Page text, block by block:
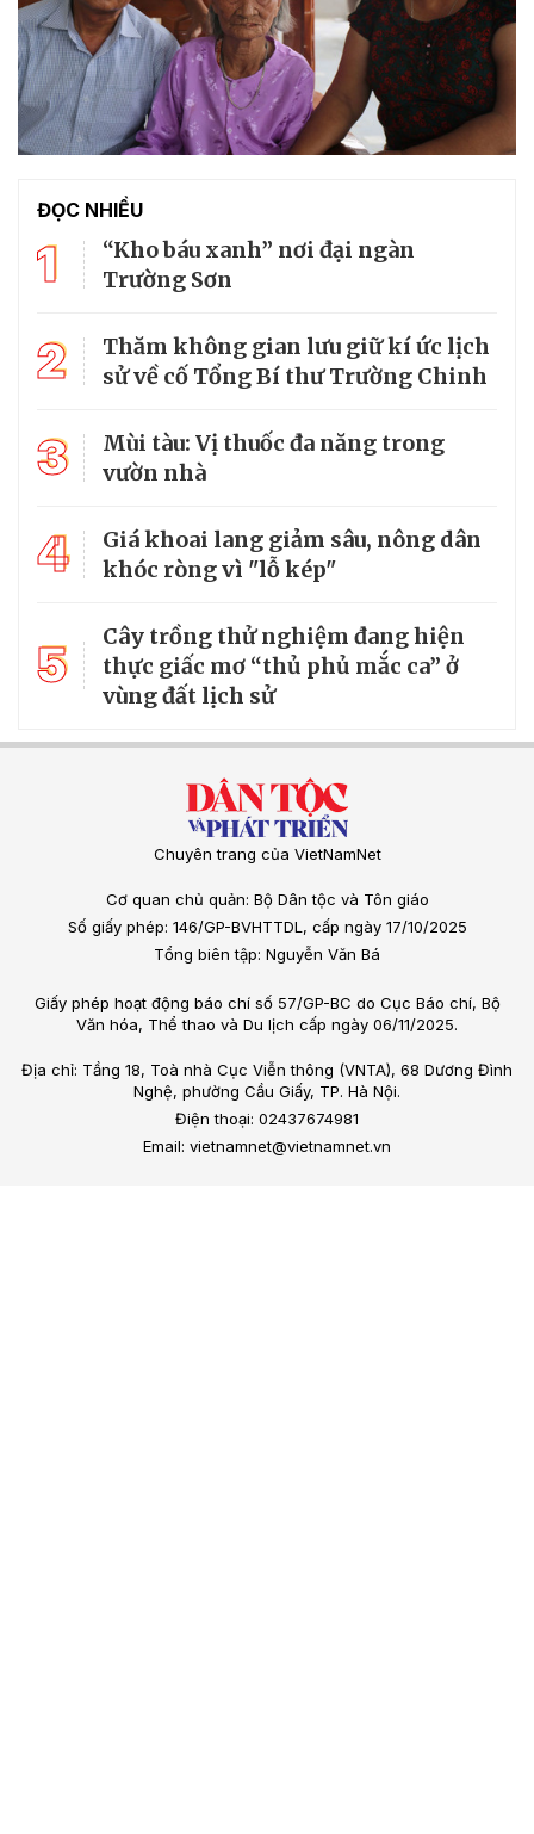
ĐỌC NHIỀU
1
“Kho báu xanh” nơi đại ngàn
Trường Sơn
2
Thăm không gian lưu giữ kí ức lịch
sử về cố Tổng Bí thư Trường Chinh
3
Mùi tàu: Vị thuốc đa năng trong
vườn nhà
4
Giá khoai lang giảm sâu, nông dân
khóc ròng vì "lỗ kép"
5
Cây trồng thử nghiệm đang hiện
thực giấc mơ “thủ phủ mắc ca” ở
vùng đất lịch sử
Chuyên trang của VietNamNet
Cơ quan chủ quản: Bộ Dân tộc và Tôn giáo
Số giấy phép: 146/GP-BVHTTDL, cấp ngày 17/10/2025
Tổng biên tập: Nguyễn Văn Bá
Giấy phép hoạt động báo chí số 57/GP-BC do Cục Báo chí, Bộ
Văn hóa, Thể thao và Du lịch cấp ngày 06/11/2025.
Địa chỉ: Tầng 18, Toà nhà Cục Viễn thông (VNTA), 68 Dương Đình
Nghệ, phường Cầu Giấy, TP. Hà Nội.
Điện thoại: 02437674981
Email: vietnamnet@vietnamnet.vn